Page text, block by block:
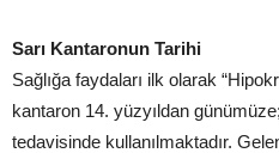
Sarı Kantaronun Tarihi
Sağlığa faydaları ilk olarak
kantaron 14. yüzyıldan
tedavisinde kullanılmaktadır.